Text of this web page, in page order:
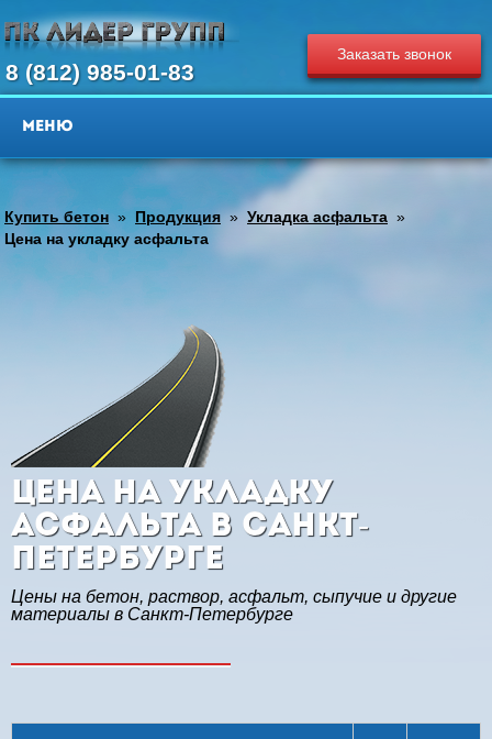
8 (812) 985-01-83
Заказать звонок
Купить бетон » Продукция » Укладка асфальта »
Цена на укладку асфальта
Цена на укладку
асфальта в Санкт-
Петербурге
Цены на бетон, раствор, асфальт, сыпучие и другие
материалы в Санкт-Петербурге